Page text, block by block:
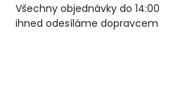
Všechny objednávky do 14:00
ihned odesíláme dopravcem